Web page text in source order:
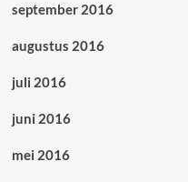
september 2016
augustus 2016
juli 2016
juni 2016
mei 2016